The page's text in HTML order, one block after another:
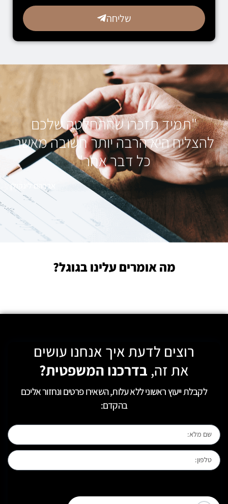
שליחה
"תמיד תזכרו שההחלטה שלכם
להצליח היא הרבה יותר חשובה מאשר
כל דבר אחר"
אברהם לינקולן
מה אומרים עלינו בגוגל?
רוצים לדעת איך אנחנו עושים
את זה, בדרכנו המשפטית?
לקבלת ייעוץ ראשוני ללא עלות, השאירו פרטים ונחזור אליכם
בהקדם: